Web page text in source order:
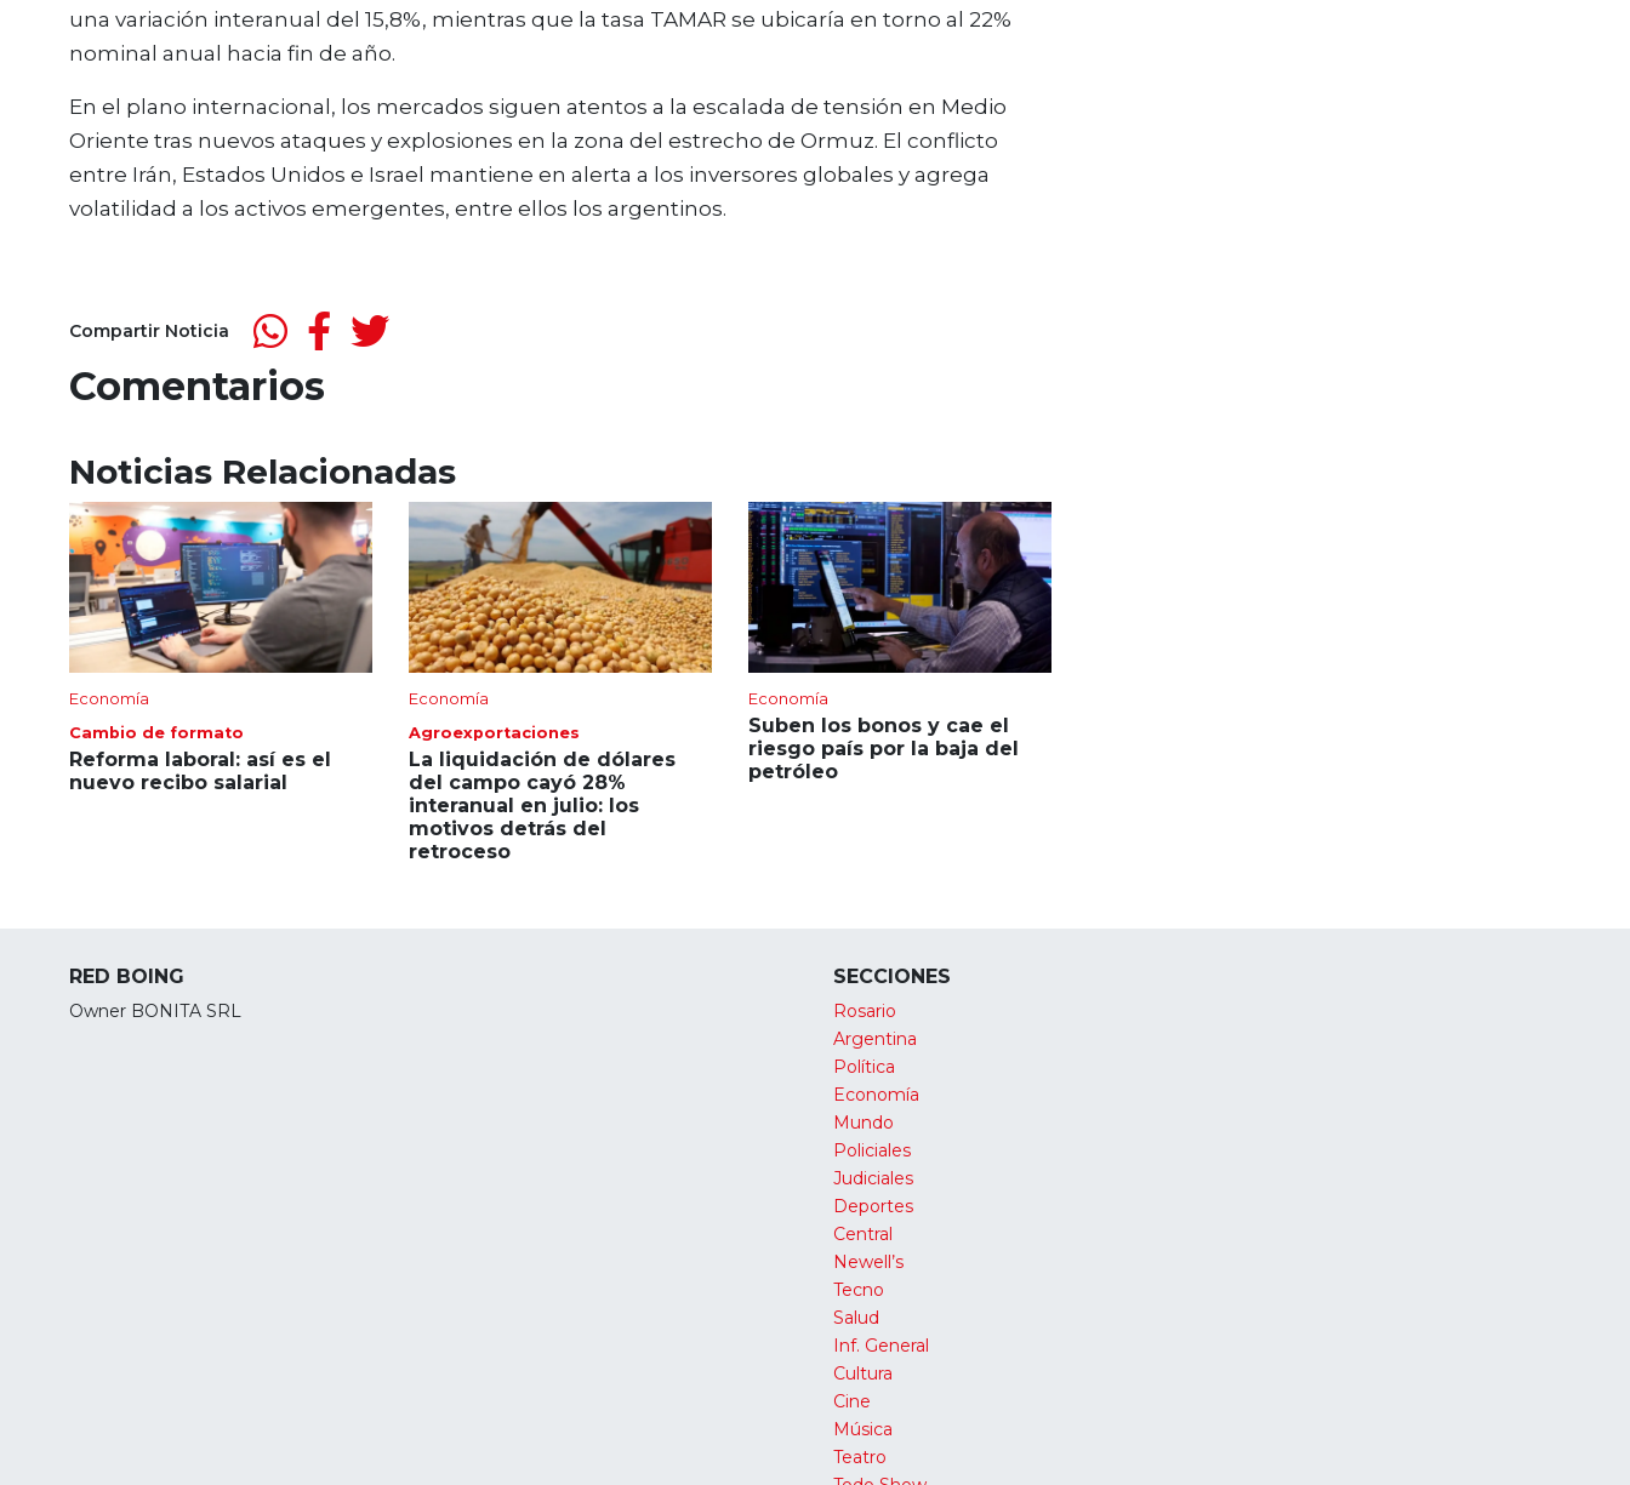
una variación interanual del 15,8%, mientras que la tasa TAMAR se ubicaría en torno al 22%
nominal anual hacia fin de año.
En el plano internacional, los mercados siguen atentos a la escalada de tensión en Medio
Oriente tras nuevos ataques y explosiones en la zona del estrecho de Ormuz. El conflicto
entre Irán, Estados Unidos e Israel mantiene en alerta a los inversores globales y agrega
volatilidad a los activos emergentes, entre ellos los argentinos.
Compartir Noticia
Comentarios
Noticias Relacionadas
Economía
Cambio de formato
Reforma laboral: así es el
nuevo recibo salarial
Economía
Agroexportaciones
La liquidación de dólares
del campo cayó 28%
interanual en julio: los
motivos detrás del
retroceso
Economía
Suben los bonos y cae el
riesgo país por la baja del
petróleo
RED BOING
Owner BONITA SRL
SECCIONES
Rosario
Argentina
Política
Economía
Mundo
Policiales
Judiciales
Deportes
Central
Newell’s
Tecno
Salud
Inf. General
Cultura
Cine
Música
Teatro